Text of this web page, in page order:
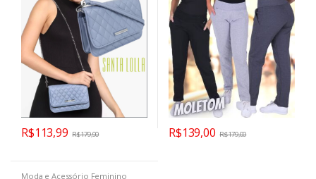
R$113,99 R$179,90 R$139,00 R$179,00
Moda e Acessório Feminino